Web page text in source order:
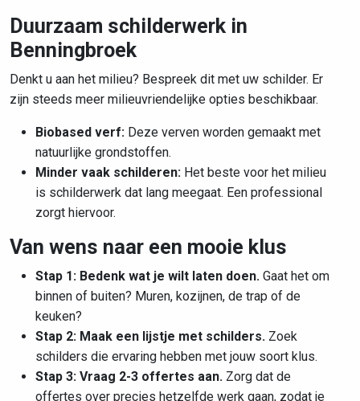
Duurzaam schilderwerk in
Benningbroek
Denkt u aan het milieu? Bespreek dit met uw schilder. Er
zijn steeds meer milieuvriendelijke opties beschikbaar.
Biobased verf: Deze verven worden gemaakt met
natuurlijke grondstoffen.
Minder vaak schilderen: Het beste voor het milieu
is schilderwerk dat lang meegaat. Een professional
zorgt hiervoor.
Van wens naar een mooie klus
Stap 1: Bedenk wat je wilt laten doen. Gaat het om
binnen of buiten? Muren, kozijnen, de trap of de
keuken?
Stap 2: Maak een lijstje met schilders. Zoek
schilders die ervaring hebben met jouw soort klus.
Stap 3: Vraag 2-3 offertes aan. Zorg dat de
offertes over precies hetzelfde werk gaan, zodat je